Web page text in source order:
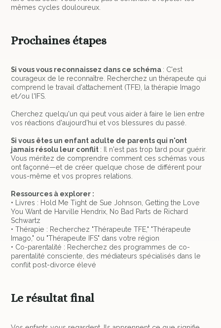
mêmes cycles douloureux.
Prochaines étapes
Si vous vous reconnaissez dans ce schéma : C'est
courageux de le reconnaître. Recherchez un thérapeute qui
comprend le travail d'attachement (TFE), la thérapie Imago
et/ou l'IFS.
Cherchez quelqu'un qui peut vous aider à faire le lien entre
vos réactions d'aujourd'hui et vos blessures du passé.
Si vous êtes un enfant adulte de parents qui n'ont
jamais résolu leur conflit : Il n'est pas trop tard pour guérir.
Vous méritez de comprendre comment ces schémas vous
ont façonné—et de créer quelque chose de différent pour
vous-même et vos propres relations.
Ressources à explorer :
• Livres : Hold Me Tight de Sue Johnson, Getting the Love
You Want de Harville Hendrix, No Bad Parts de Richard
Schwartz
• Thérapie : Recherchez "Thérapeute TFE," "Thérapeute
Imago," ou "Thérapeute IFS" dans votre région
• Co-parentalité : Recherchez des programmes de co-
parentalité consciente, des médiateurs spécialisés dans le
conflit post-divorce élevé
Le résultat final